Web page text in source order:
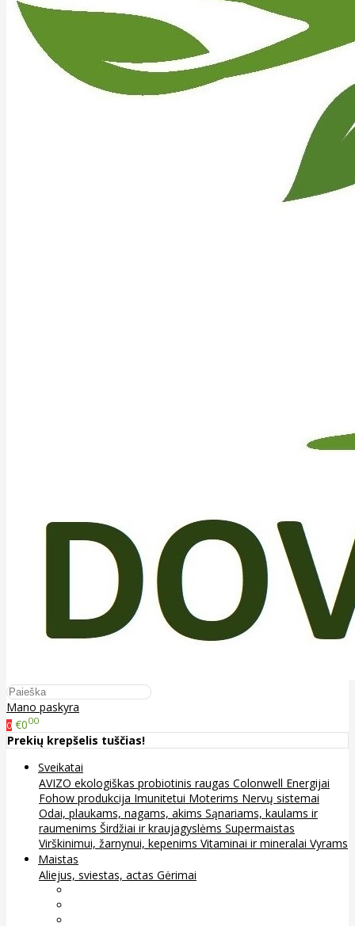
Mano paskyra
0 €000
Prekių krepšelis tuščias!
Sveikatai
AVIZO ekologiškas probiotinis raugas Colonwell Energijai
Fohow produkcija Imunitetui Moterims Nervų sistemai
Odai, plaukams, nagams, akims Sąnariams, kaulams ir
raumenims Širdžiai ir kraujagyslėms Supermaistas
Virškinimui, žarnynui, kepenims Vitaminai ir mineralai Vyrams
Maistas
Aliejus, sviestas, actas Gėrimai